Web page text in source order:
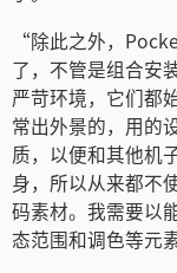
“除此之外，
了，不管是组合安
严苛环境，它们都
常出外景的，用的
质，以便和其他机
身，所以从来都不
码素材。我需要以
态范围和调色等元